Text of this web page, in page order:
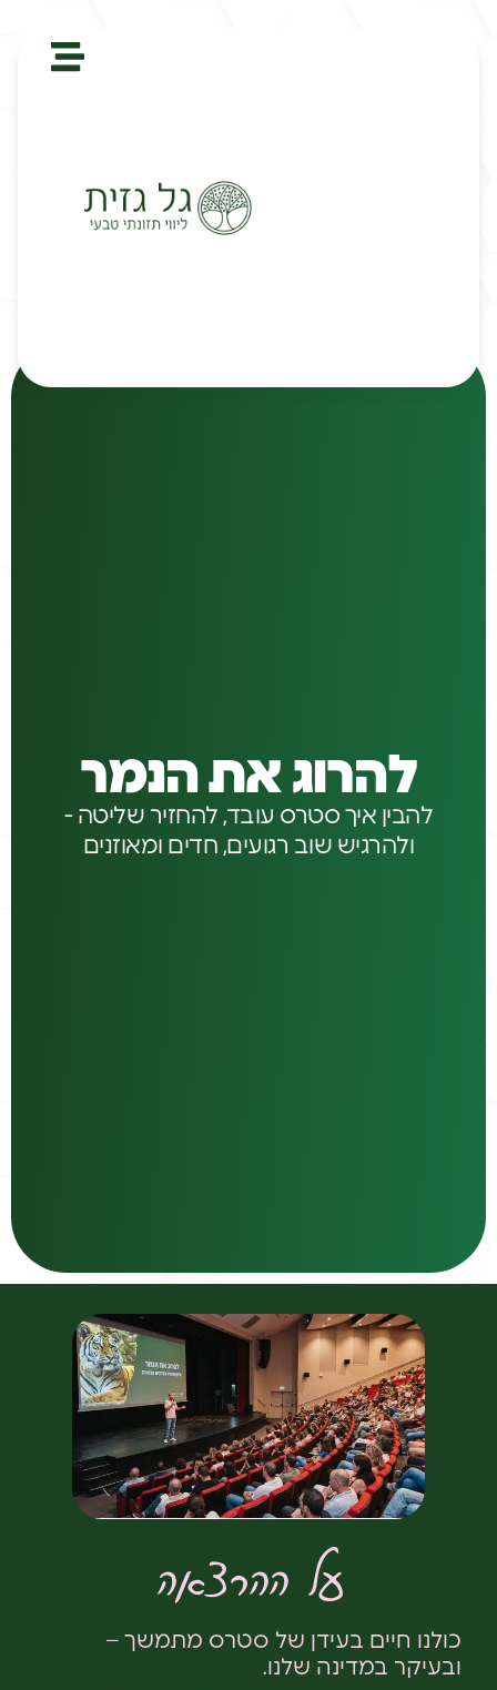
להרוג את הנמר
להבין איך סטרס עובד, להחזיר שליטה -
ולהרגיש שוב רגועים, חדים ומאוזנים
על ההרצאה
כולנו חיים בעידן של סטרס מתמשך –
ובעיקר במדינה שלנו.